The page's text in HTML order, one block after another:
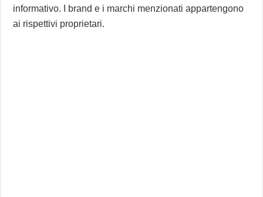
informativo. I brand e i marchi menzionati appartengono
ai rispettivi proprietari.